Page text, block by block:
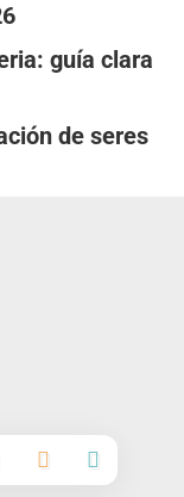
guía clara
de seres